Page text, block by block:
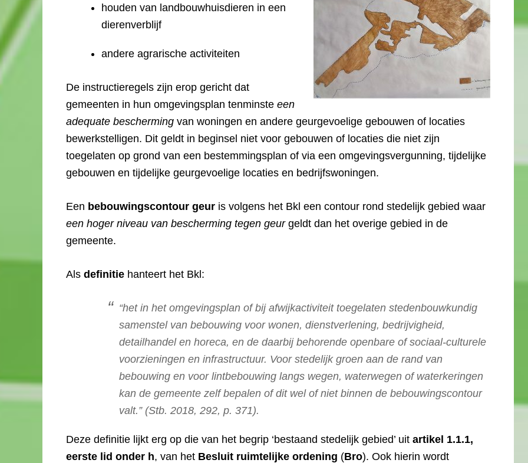
houden van landbouwhuisdieren in een
dierenverblijf
andere agrarische activiteiten
De instructieregels zijn erop gericht dat
gemeenten in hun omgevingsplan tenminste een
adequate bescherming van woningen en andere geurgevoelige gebouwen of locaties
bewerkstelligen. Dit geldt in beginsel niet voor gebouwen of locaties die niet zijn
toegelaten op grond van een bestemmingsplan of via een omgevingsvergunning, tijdelijke
gebouwen en tijdelijke geurgevoelige locaties en bedrijfswoningen.
Een bebouwingscontour geur is volgens het Bkl een contour rond stedelijk gebied waar
een hoger niveau van bescherming tegen geurgeldt dan het overige gebied in de
gemeente.
Als definitie hanteert het Bkl:
“het in het omgevingsplan of bij afwijkactiviteit toegelaten stedenbouwkundig
samenstel van bebouwing voor wonen, dienstverlening, bedrijvigheid,
detailhandel en horeca, en de daarbij behorende openbare of sociaal-culturele
voorzieningen en infrastructuur. Voor stedelijk groen aan de rand van
bebouwing en voor lintbebouwing langs wegen, waterwegen of waterkeringen
kan de gemeente zelf bepalen of dit wel of niet binnen de bebouwingscontour
valt.” (Stb. 2018, 292, p. 371).
Deze definitie lijkt erg op die van het begrip ‘bestaand stedelijk gebied’ uit artikel 1.1.1,
eerste lid onder h, van het Besluit ruimtelijke ordening (Bro). Ook hierin wordt